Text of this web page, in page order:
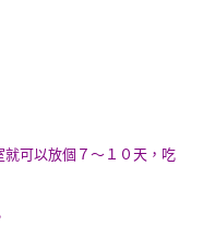
可以放個７～１０天，吃